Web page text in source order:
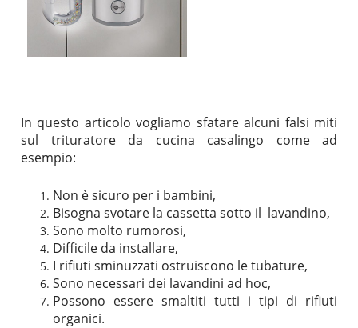
In questo articolo vogliamo sfatare alcuni falsi miti
sul trituratore da cucina casalingo come ad
esempio:
Non è sicuro per i bambini,
Bisogna svotare la cassetta sotto il lavandino,
Sono molto rumorosi,
Difficile da installare,
I rifiuti sminuzzati ostruiscono le tubature,
Sono necessari dei lavandini ad hoc,
Possono essere smaltiti tutti i tipi di rifiuti
organici.